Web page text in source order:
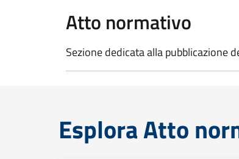
Atto normativo
Sezione dedicata alla pubblicazione
Esplora Atto